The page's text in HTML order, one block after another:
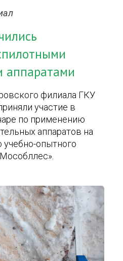
аппаратами
филиала ГКУ
участие в
по применению
аппаратов на
опытного